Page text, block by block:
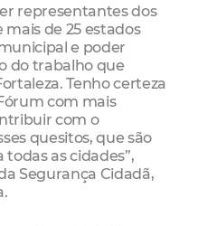
representantes dos
de 25 estados
e poder
do trabalho que
Tenho certeza
com mais
com o
quesitos, que são
as cidades”,
Segurança Cidadã,